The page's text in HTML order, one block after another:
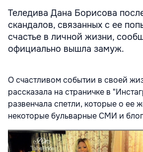
Теледива Дана Борисова
скандалов, связанных с ее
счастье в личной жизни,
официально вышла замуж.
О счастливом событии в своей
рассказала на страничке в
развенчала спетли, которые о ее
некоторые бульварные СМИ и